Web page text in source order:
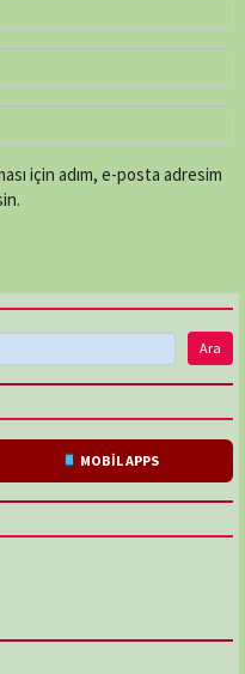
için adım, e-posta adresim
Ara
MOBİL APPS